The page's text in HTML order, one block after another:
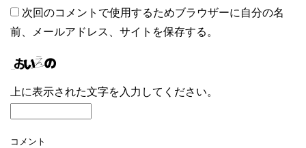
次回のコメントで使用するためブラウザーに自分の名
前、メールアドレス、サイトを保存する。
上に表示された文字を入力してください。
コメント